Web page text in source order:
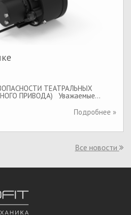
ТЕАТРАЛЬНЫХ
ПРИВОДА) Уважаемые…
Подробнее »
Все новости